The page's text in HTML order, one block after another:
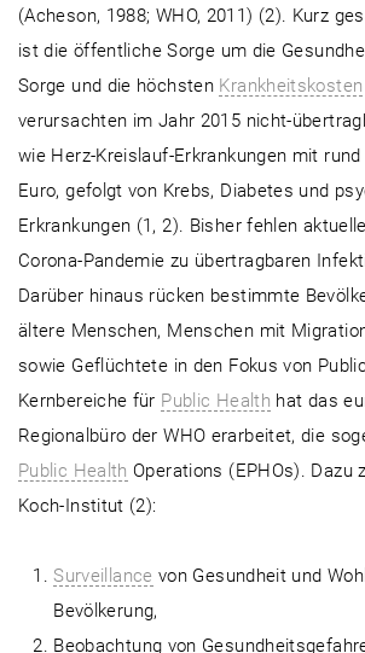
(Acheson, 1988; WHO, 2011) (2). Kurz
ist die öffentliche Sorge um die
Sorge und die höchsten Krankheitskosten
verursachten im Jahr 2015 nicht-
wie Herz-Kreislauf-Erkrankungen mit
Euro, gefolgt von Krebs, Diabetes und
Erkrankungen (1, 2). Bisher fehlen
Corona-Pandemie zu übertragbaren
Darüber hinaus rücken bestimmte
ältere Menschen, Menschen mit
sowie Geflüchtete in den Fokus von
Kernbereiche für Public Health hat das
Regionalbüro der WHO erarbeitet, die
Public Health Operations (EPHOs). Dazu
Koch-Institut (2):
Surveillance von Gesundheit und
Bevölkerung,
Beobachtung von